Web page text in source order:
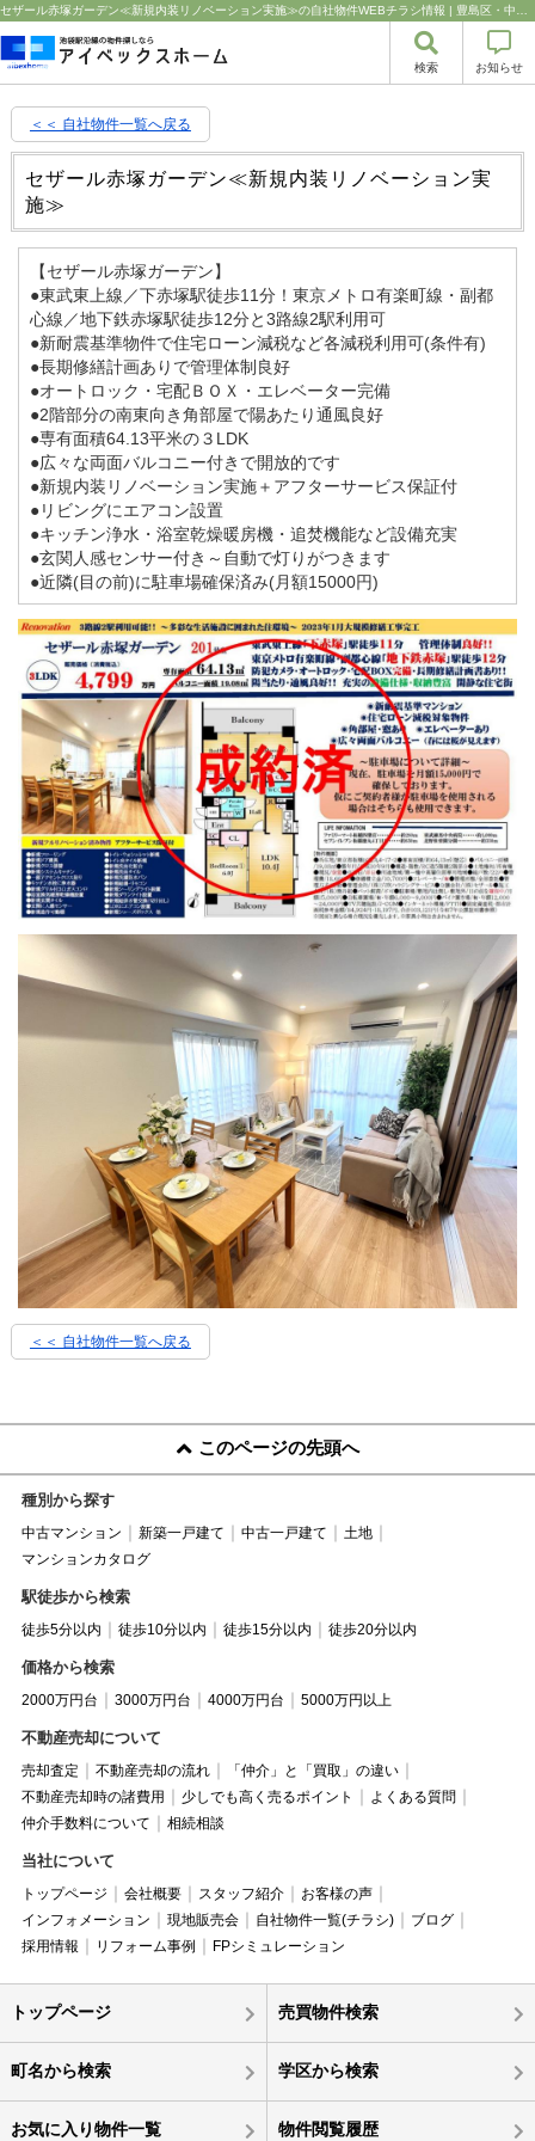
検索 お知らせ
＜＜ 自社物件一覧へ戻る
セザール赤塚ガーデン≪新規内装リノベーション実
施≫
【セザール赤塚ガーデン】
●東武東上線／下赤塚駅徒歩11分！東京メトロ有楽町線・副都
心線／地下鉄赤塚駅徒歩12分と3路線2駅利用可
●新耐震基準物件で住宅ローン減税など各減税利用可(条件有)
●長期修繕計画ありで管理体制良好
●オートロック・宅配ＢＯＸ・エレベーター完備
●2階部分の南東向き角部屋で陽あたり通風良好
●専有面積64.13平米の３LDK
●広々な両面バルコニー付きで開放的です
●新規内装リノベーション実施＋アフターサービス保証付
●リビングにエアコン設置
●キッチン浄水・浴室乾燥暖房機・追焚機能など設備充実
●玄関人感センサー付き～自動で灯りがつきます
●近隣(目の前)に駐車場確保済み(月額15000円)
＜＜ 自社物件一覧へ戻る
このページの先頭へ
種別から探す
中古マンション 新築一戸建て 中古一戸建て
土地
マンションカタログ
駅徒歩から検索
徒歩5分以内 徒歩10分以内 徒歩15分以内 徒歩20分以内
価格から検索
2000万円台 3000万円台 4000万円台 5000万円以上
不動産売却について
売却査定 不動産売却の流れ
「仲介」と「買取」の違い
不動産売却時の諸費用
少しでも高く売るポイント
よくある質問
仲介手数料について
相続相談
当社について
トップページ 会社概要 スタッフ紹介
お客様の声
インフォメーション
現地販売会 自社物件一覧(チラシ)
ブログ
採用情報
リフォーム事例 FPシミュレーション
トップページ 売買物件検索
町名から検索 学区から検索
お気に入り物件一覧 物件閲覧履歴